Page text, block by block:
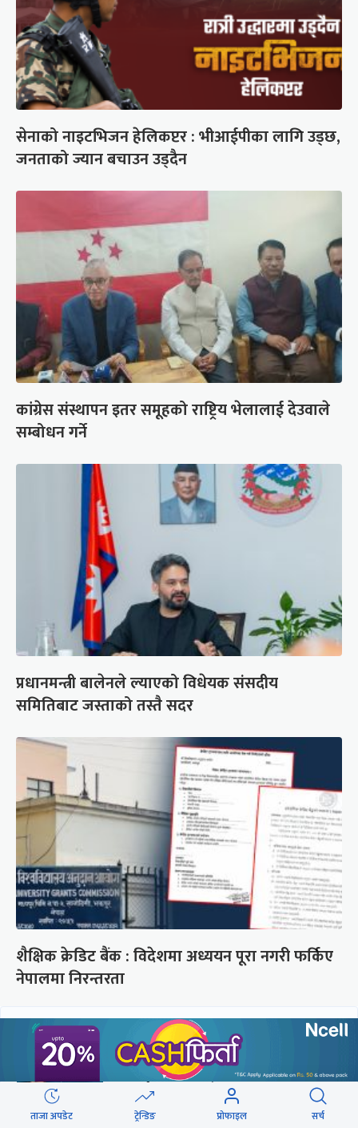
सेनाको नाइटभिजन हेलिकप्टर : भीआईपीका लागि उड्छ,
जनताको ज्यान बचाउन उड्दैन
कांग्रेस संस्थापन इतर समूहको राष्ट्रिय भेलालाई देउवाले
सम्बोधन गर्ने
प्रधानमन्त्री बालेनले ल्याएको विधेयक संसदीय
समितिबाट जस्ताको तस्तै सदर
शैक्षिक क्रेडिट बैंक : विदेशमा अध्ययन पूरा नगरी फर्किए
नेपालमा निरन्तरता
छुटाउनुभयो कि ?
संसद्लाई टेर्दैनन् प्रधानमन्त्री, लाचार
छन् सभामुख
ताजा अपडेट ट्रेन्डिङ प्रोफाइल सर्च